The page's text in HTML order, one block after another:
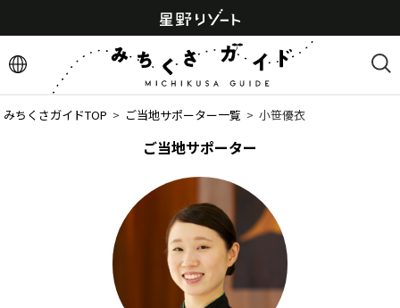
みちくさガイドTOP > ご当地サポーター一覧 > 小笹優衣
ご当地サポーター